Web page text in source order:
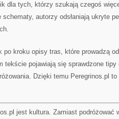
dla tych, którzy szukają czegoś
autorzy odsłaniają ukryte
po kroku opisy tras, które prowadzą
tekście pojawiają się sprawdzone
Dzięki temu Peregrinos.pl
jest kultura. Zamiast podróżować